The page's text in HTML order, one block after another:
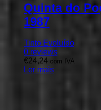
Quinta do
1987
Tinto Evoluído
0 reviews
€24,24 com IVA
Ler mais